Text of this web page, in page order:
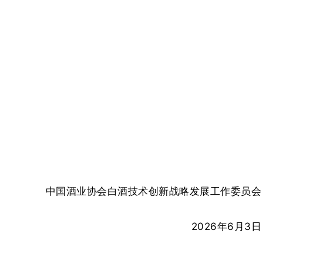
中国酒业协会白酒技术创新战略发展工作委员会
2026年6 月 3 日